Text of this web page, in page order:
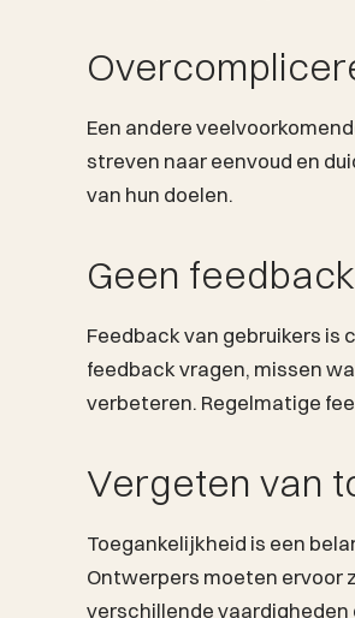
Een andere
streven naar eenvoud en
van hun doelen.
Geen
Feedback van gebruikers
feedback vragen, missen
verbeteren. Regelmatige
Vergeten van
Toegankelijkheid is een
Ontwerpers moeten ervoor
verschillende vaardigheden